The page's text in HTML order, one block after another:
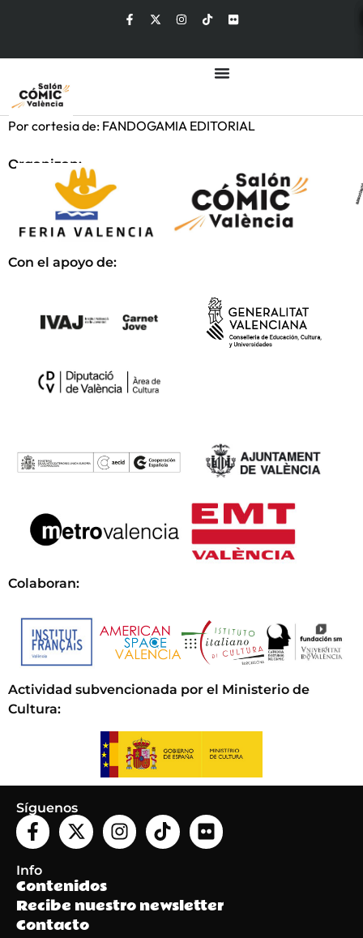
Por cortesia de: FANDOGAMIA EDITORIAL
Organizan:
Con el apoyo de:
Colaboran:
Actividad subvencionada por el Ministerio de
Cultura:
Síguenos
Info
Contenidos
Recibe nuestro newsletter
Contacto